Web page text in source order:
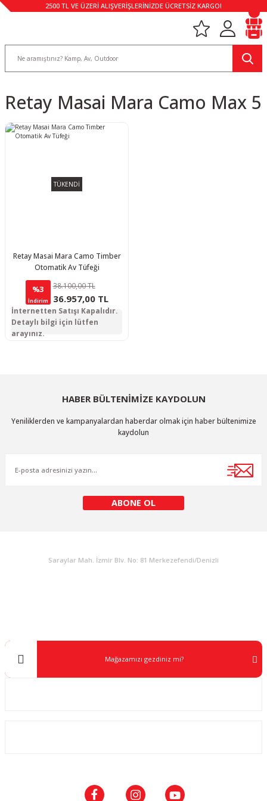
2500 TL VE ÜZERİ ALIŞVERİŞLERİNİZDE ÜCRETSİZ KARGO!
Retay Masai Mara Camo Max 5
TÜKENDİ
Retay Masai Mara Camo Timber
Otomatik Av Tüfeği
%3
İndirim
38.100,00 TL
36.957,00 TL
İnternetten Satışı Kapalıdır.
Detaylı bilgi için lütfen
arayınız.
HABER BÜLTENİMİZE KAYDOLUN
Yeniliklerden ve kampanyalardan haberdar olmak için haber bültenimize
kaydolun
ABONE OL
Saraylar Mah. İzmir Blv. No: 81 Merkezefendi/Denizli
Mağazamızı gezdiniz mi?